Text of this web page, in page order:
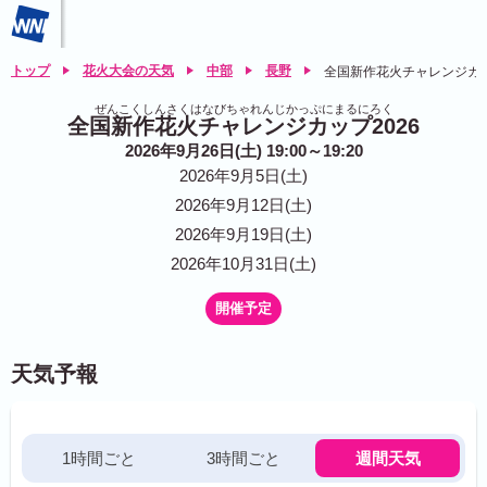
トップ 花火大会の天気 中部 長野 全国新作花火チャレンジカ
ぜんこくしんさくはなびちゃれんじかっぷにまるにろく
全国新作花火チャレンジカップ2026
2026年9月26日(土) 19:00～19:20
2026年9月5日(土)
2026年9月12日(土)
2026年9月19日(土)
2026年10月31日(土)
開催予定
天気予報
1時間ごと 3時間ごと 週間天気